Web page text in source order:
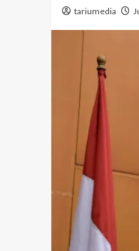
tariumedia